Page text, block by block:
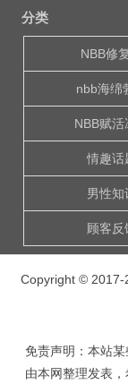
分类
NBB修
nbb海绵
NBB赋活
情趣话
男性知
顾客反
Copyright © 2017-
免责声明：本站
由本网整理发表